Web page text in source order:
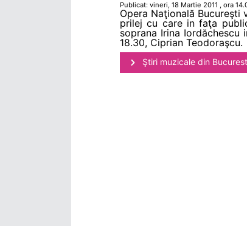
Publicat: vineri, 18 Martie 2011 , ora
Opera Naţională
prilej cu care in faţa
soprana Irina
18.30, Ciprian Teodoraşcu.
Ştiri muzicale din